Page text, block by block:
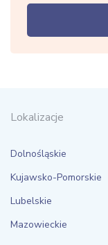
Lokalizacje
Dolnośląskie
Kujawsko-Pomorskie
Lubelskie
Mazowieckie